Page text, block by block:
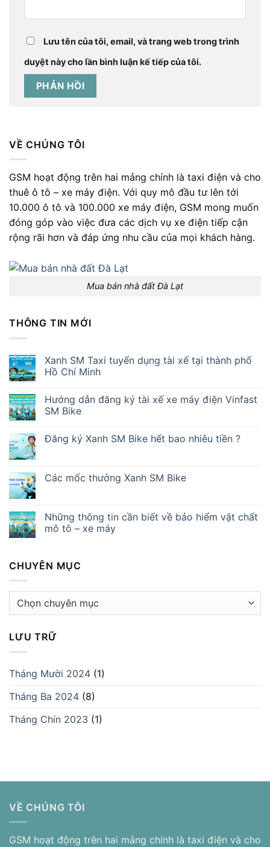
Lưu tên của tôi, email, và trang web trong trình
duyệt này cho lần bình luận kế tiếp của tôi.
VỀ CHÚNG TÔI
GSM hoạt động trên hai mảng chính là taxi điện và cho
thuê ô tô – xe máy điện. Với quy mô đầu tư lên tới
10.000 ô tô và 100.000 xe máy điện, GSM mong muốn
đóng góp vào việc đưa các dịch vụ xe điện tiếp cận
rộng rãi hơn và đáp ứng nhu cầu của mọi khách hàng.
Mua bán nhà đất Đà Lạt
THÔNG TIN MỚI
Xanh SM Taxi tuyển dụng tài xế tại thành phố
Hồ Chí Minh
Hướng dẫn đăng ký tài xế xe máy điện Vinfast
SM Bike
Đăng ký Xanh SM Bike hết bao nhiêu tiền ?
Các mốc thưởng Xanh SM Bike
Những thông tin cần biết về bảo hiểm vật chất
mô tô – xe máy
CHUYÊN MỤC
Chuyên
LƯU TRỮ
Tháng Mười 2024 (1)
Tháng Ba 2024 (8)
Tháng Chín 2023 (1)
VỀ CHÚNG TÔI
GSM hoạt động trên hai mảng chính là taxi điện và cho